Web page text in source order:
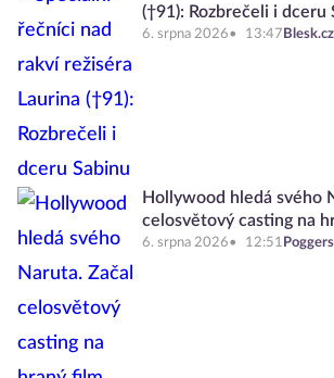
(†91): Rozbrečeli i dceru
6. srpna 2026 13:47 Blesk.cz
Hollywood hledá svého
celosvětový casting na
6. srpna 2026 12:51 Poggers